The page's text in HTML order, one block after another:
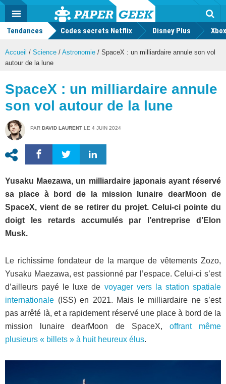
Actu
geek
MENU
Tendances Codes secrets Netflix Disney Plus
Accueil / Science / Astronomie / SpaceX : un milliardaire annule son vol
autour de la lune
SpaceX : un milliardaire annule
son vol autour de la lune
PAR DAVID LAURENT LE 4 JUIN 2024
Yusaku Maezawa, un milliardaire japonais ayant réservé
sa place à bord de la mission lunaire dearMoon de
SpaceX, vient de se retirer du projet. Celui-ci pointe du
doigt les retards accumulés par l’entreprise d’Elon
Musk.
Le richissime fondateur de la marque de vêtements Zozo,
Yusaku Maezawa, est passionné par l’espace. Celui-ci s’est
d’ailleurs payé le luxe de voyager vers la station spatiale
internationale (ISS) en 2021. Mais le milliardaire ne s’est
pas arrêté là, et a rapidement réservé une place à bord de la
mission lunaire dearMoon de SpaceX, offrant même
plusieurs « billets » à huit heureux élus.
Mode
FacebookTwitter Youtube